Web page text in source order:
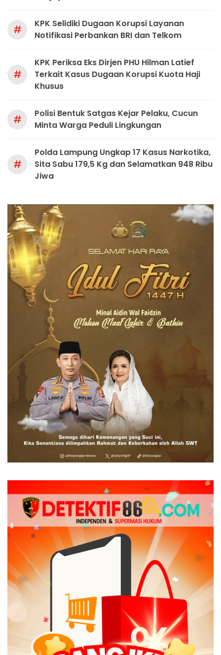
#
KPK Selidiki Dugaan Korupsi Layanan
Notifikasi Perbankan BRI dan Telkom
#
KPK Periksa Eks Dirjen PHU Hilman Latief
Terkait Kasus Dugaan Korupsi Kuota Haji
Khusus
#
Polisi Bentuk Satgas Kejar Pelaku, Cucun
Minta Warga Peduli Lingkungan
#
Polda Lampung Ungkap 17 Kasus Narkotika,
Sita Sabu 179,5 Kg dan Selamatkan 948 Ribu
Jiwa